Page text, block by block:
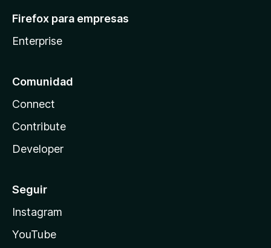
Firefox para empresas
Enterprise
Comunidad
Connect
Contribute
Developer
Seguir
Instagram
YouTube